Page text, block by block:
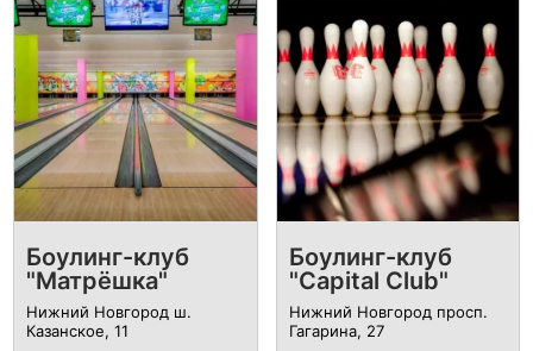
Боулинг-клуб
"Матрёшка"
Нижний Новгород ш.
Казанское, 11
Боулинг-клуб
"Capital Club"
Нижний Новгород просп.
Гагарина, 27